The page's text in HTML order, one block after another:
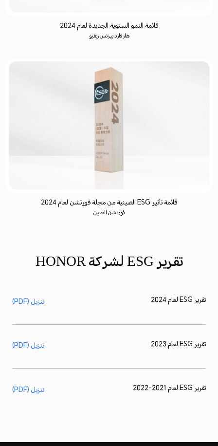
قائمة النمو السنوية الجديدة لعام 2024
هارفارد بيزنس ريفيو
قائمة تأثير ESG الصينية من مجلة فورتشن لعام 2024
فورتشن الصين
تقرير ESG لشركة HONOR
تقرير ESG لعام 2024 تنزيل (PDF)
تقرير ESG لعام 2023 تنزيل (PDF)
تقرير ESG لعام 2021-2022 تنزيل (PDF)